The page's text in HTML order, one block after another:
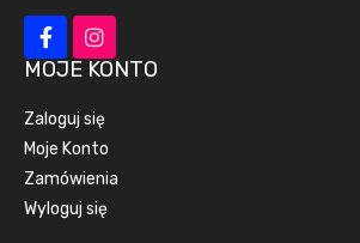
MOJE KONTO
Zaloguj się
Moje Konto
Zamówienia
Wyloguj się